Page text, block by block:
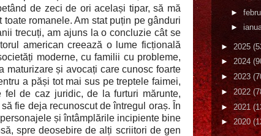
de zeci de ori același tipar, să mă
romanele. Am stat puțin pe gânduri
trecuți, am ajuns la o concluzie cât se
american creează o lume ficțională
moderne, cu familii cu probleme,
maturizare și avocați care cunosc foarte
a păși tot mai sus pe treptele faimei,
de caz juridic, de la furturi mărunte,
fie deja recunoscut de întregul oraș. În
și întâmplările incipiente bine
spre deosebire de alți scriitori de gen
►
►
► 2025
► 2024
► 2023
► 2022
► 2021
► 2020